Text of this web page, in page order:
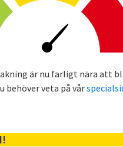
är nu farligt nära att
behöver veta på vår